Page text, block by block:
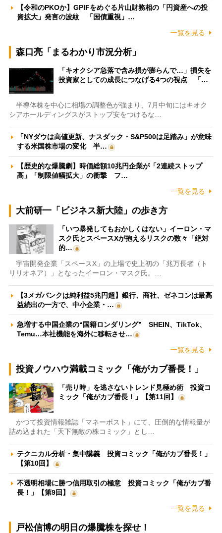
【令和のPKOか】GPIFをめぐる片山財務相の「円資産への投
資拡大」発言の波紋 「国債重視」…
一覧を見る
森口亮「まるわかり市況分析」
「キオクシア急落で含み損が膨らんで…」損失を
投資家としての成長につなげる4つの視点 「…
半導体株を中心に相場の調整色が強まり、7月中旬にはキオク
シアホールディングスがストップ安をつけるな…
「NYダウは高値更新、ナスダック・S&P500は足踏み」が意味
する米国株市場の変化 半…
【歴史的な爆騰劇】時価総額10兆円企業が「2連続ストップ
高」「制限値幅拡大」の衝撃 フ…
一覧を見る
大前研一「ビジネス新大陸」の歩き方
「いつ暴発してもおかしくはない」イーロン・マ
スク氏とスペースXが抱えるリスクの数々「絶対
的…
宇宙開発企業「スペースX」の上場で史上初の「兆万長者（ト
リリオネア）」となったイーロン・マスク氏。…
【3メガバンクは純利益5兆円超】銀行、商社、ゼネコンは最高
益続出の一方で、中小企業・…
急増する中国企業の“国籍ロンダリング” SHEIN、TikTok、
Temu…本社機能を海外に移転させ…
一覧を見る
投資ノウハウ満載コミック「俺がカブ番長！」
「売り時」を逃さないトレンド見極め術 投資コ
ミック「俺がカブ番長！」【第11回】
かつて投資情報雑誌「マネーポスト」にて、圧倒的な情報量が
詰め込まれた「天下無敵の株コミック」とし…
テクニカル分析・集中講義 投資コミック「俺がカブ番長！」
【第10回】
不透明相場に勝つ信用取引の極意 投資コミック「俺がカブ番
長！」【第9回】
一覧を見る
戸松信博の明日の爆騰株を探せ！